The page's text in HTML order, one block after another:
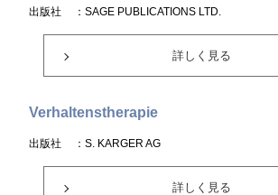
出版社 ：SAGE PUBLICATIONS LTD.
詳しく見る
Verhaltenstherapie
出版社 ：S. KARGER AG
詳しく見る